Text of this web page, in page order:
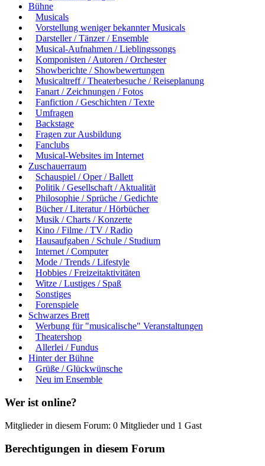
Bühne
Musicals
Vorstellung weniger bekannter Musicals
Darsteller / Tänzer / Ensemble
Musical-Aufnahmen / Lieblingssongs
Komponisten / Autoren / Orchester
Showberichte / Showbewertungen
Musicaltreff / Theaterbesuche / Reiseplanung
Fanart / Zeichnungen / Fotos
Fanfiction / Geschichten / Texte
Umfragen
Backstage
Fragen zur Ausbildung
Fanclubs
Musical-Websites im Internet
Zuschauerraum
Schauspiel / Oper / Ballett
Politik / Gesellschaft / Aktualität
Philosophie / Sprüche / Gedichte
Bücher / Literatur / Hörbücher
Musik / Charts / Konzerte
Kino / Filme / TV / Radio
Hausaufgaben / Schule / Studium
Internet / Computer
Mode / Trends / Lifestyle
Hobbies / Freizeitaktivitäten
Witze / Lustiges / Spaß
Sonstiges
Forenspiele
Schwarzes Brett
Werbung für "musicalische" Veranstaltungen
Theatershop
Allerlei / Fundus
Hinter der Bühne
Grüße / Glückwünsche
Neu im Ensemble
Wer ist online?
Mitglieder in diesem Forum: 0 Mitglieder und 1 Gast
Berechtigungen in diesem Forum